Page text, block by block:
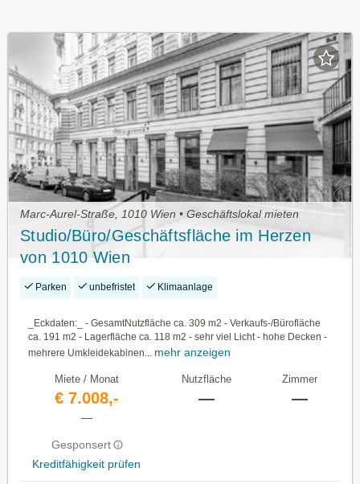
Marc-Aurel-Straße, 1010 Wien • Geschäftslokal mieten
Studio/Büro/Geschäftsfläche im Herzen
von 1010 Wien
Parken unbefristet Klimaanlage
_Eckdaten:_ - GesamtNutzfläche ca. 309 m2 - Verkaufs-/Bürofläche
ca. 191 m2 - Lagerfläche ca. 118 m2 - sehr viel Licht - hohe Decken -
mehrere Umkleidekabinen...
mehr anzeigen
Miete / Monat
€ 7.008,-
—
Gesponsert
Kreditfähigkeit prüfen
Nutzfläche
—
Zimmer
—